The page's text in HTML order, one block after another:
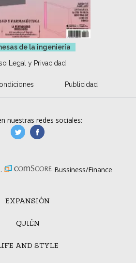
de la ingeniería
Legal y Privacidad
Publicidad
EXPANSIÓN
QUIÉN
AND STYLE
nuestras redes sociales:
manufacturaGE
Bussiness/Finance